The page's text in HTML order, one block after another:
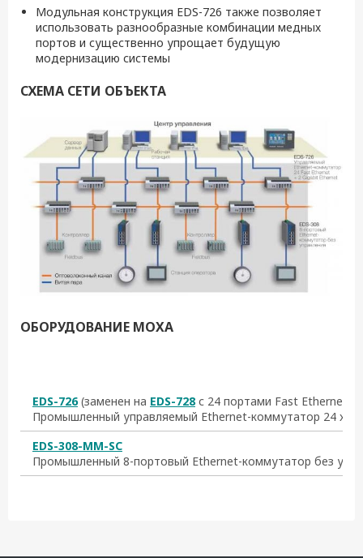
Модульная конструкция EDS-726 также позволяет
использовать разнообразные комбинации медных
портов и существенно упрощает будущую
модернизацию системы
СХЕМА СЕТИ ОБЪЕКТА
ОБОРУДОВАНИЕ MOXA
EDS-726(заменен на EDS-728с 24 портами Fast Ethernet и
Промышленный управляемый Ethernet-коммутатор 24 x
EDS-308-MM-SC
Промышленный 8-портовый Ethernet-коммутатор без